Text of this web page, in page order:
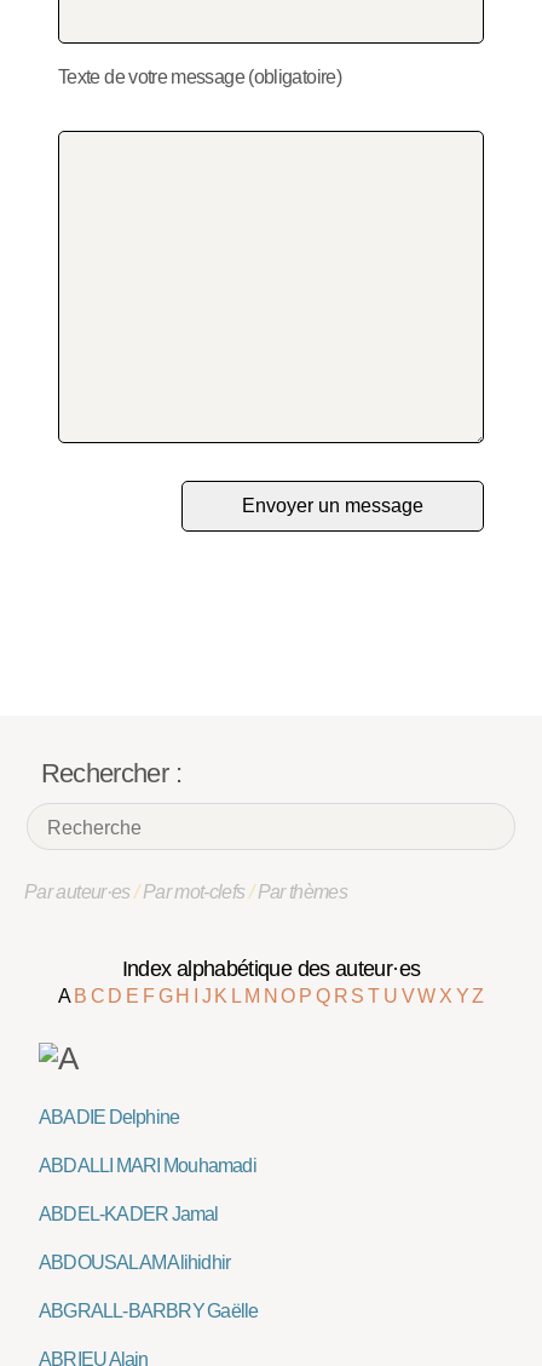
Texte de votre message (obligatoire)
Rechercher :
Par auteur·es/Par mot-clefs/Par thèmes
Index alphabétique des auteur·es
A B C D E F G H J K L M NO P Q R ST U VW X YZ
ABADIE Delphine
ABDALLI MARI Mouhamadi
ABDEL-KADER Jamal
ABDOUSALAM Alihidhir
ABGRALL-BARBRY Gaëlle
ABRIEU Alain